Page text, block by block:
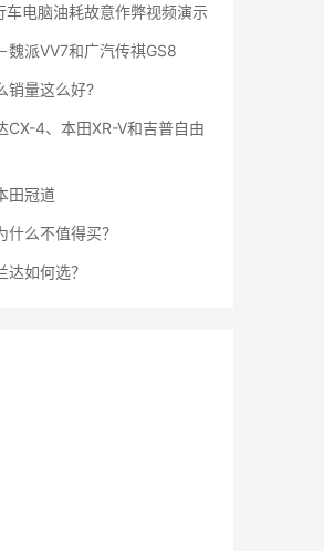
车电脑油耗故意作弊视频演示
魏派VV7和广汽传祺GS8
销量这么好?
CX-4、本田XR-V和吉普自由
田冠道
什么不值得买？
达如何选？